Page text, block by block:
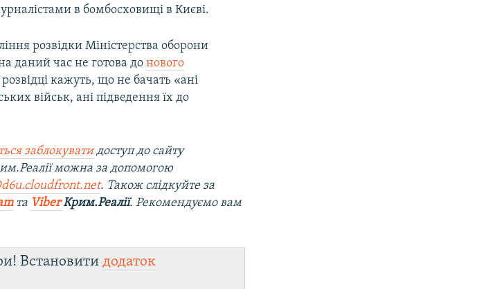
в бомбосховищі в Києві.
розвідки Міністерства оборони
даний час не готова донового
кажуть, що не бачать «ані
військ, ані підведення їх до
заблокуватидоступ до сайту
можна за допомогою
. Також слідкуйте за
та ViberКрим.Реалії. Рекомендуємо вам
Встановитидодаток